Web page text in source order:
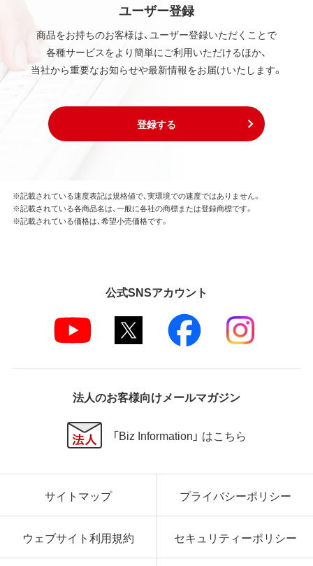
ユーザー登録
商品をお持ちのお客様は、ユーザー登録いただくことで
各種サービスをより簡単にご利用いただけるほか、
当社から重要なお知らせや最新情報をお届けいたします。
登録する
※記載されている速度表記は規格値で、実環境での速度ではありません。
※記載されている各商品名は、一般に各社の商標または登録商標です。
※記載されている価格は、希望小売価格です。
公式SNSアカウント
法人のお客様向けメールマガジン
「Biz Information」 はこちら
サイトマップ プライバシーポリシー
ウェブサイト利用規約 セキュリティーポリシー